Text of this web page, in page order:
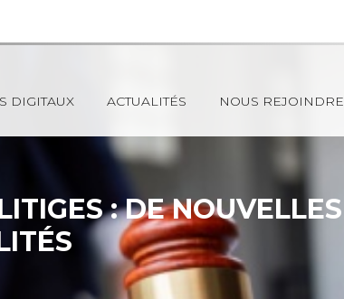
DIGITAUX ACTUALITÉS NOUS REJOINDRE
: DE NOUVELLES